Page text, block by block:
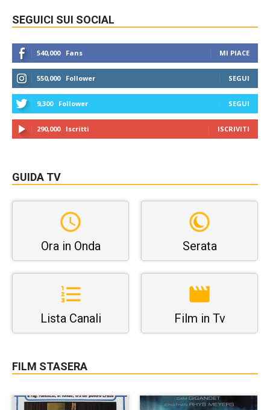
SEGUICI SUI SOCIAL
540,000 Fans MI PIACE
550,000 Follower SEGUI
9,300 Follower SEGUI
290,000 Iscritti ISCRIVITI
GUIDA TV
Ora in Onda Serata
Lista Canali Film in Tv
FILM STASERA